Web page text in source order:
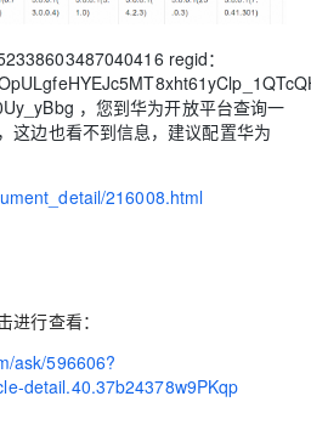
regid：
，您到华为开放平台查询一
这边也看不到信息，建议配置华为
216008.html
进行查看：
ask/596606?
detail.40.37b24378w9PKqp